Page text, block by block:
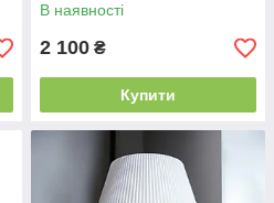
В наявності
2 100 ₴
Купити